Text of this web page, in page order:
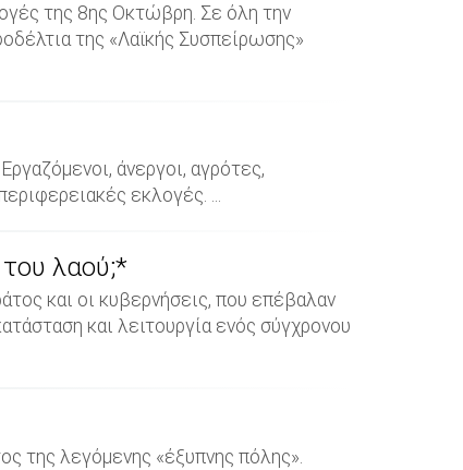
της 8ης Οκτώβρη. Σε όλη την
της «Λαϊκής Συσπείρωσης»
άνεργοι, αγρότες,
εκλογές. ...
λαού;*
και οι κυβερνήσεις, που επέβαλαν
και λειτουργία ενός σύγχρονου
της λεγόμενης «έξυπνης πόλης».